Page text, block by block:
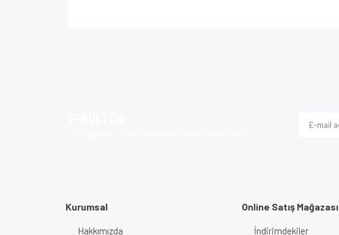
Kurumsal
Hakkımızda
Online Satış Mağazası
İndirimdekiler